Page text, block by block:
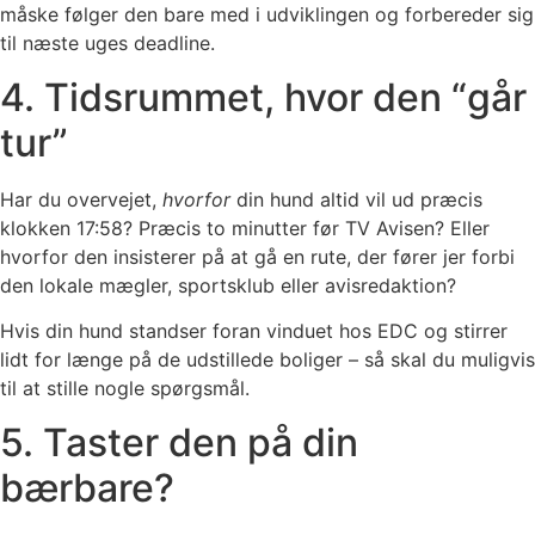
måske følger den bare med i udviklingen og forbereder sig
til næste uges deadline.
4. Tidsrummet, hvor den “går
tur”
Har du overvejet, hvorfordin hund altid vil ud præcis
klokken 17:58? Præcis to minutter før TV Avisen? Eller
hvorfor den insisterer på at gå en rute, der fører jer forbi
den lokale mægler, sportsklub eller avisredaktion?
Hvis din hund standser foran vinduet hos EDC og stirrer
lidt for længe på de udstillede boliger – så skal du muligvis
til at stille nogle spørgsmål.
5. Taster den på din
bærbare?